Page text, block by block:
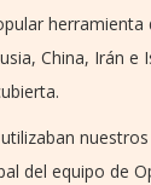
herramienta
China, Irán e
nuestros
del equipo de